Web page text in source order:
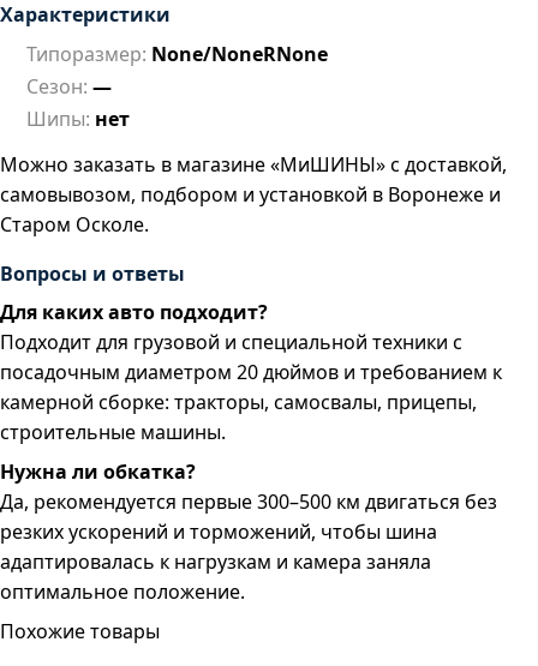
Характеристики
Типоразмер: None/NoneRNone
Сезон: —
Шипы: нет
Можно заказать в магазине «МиШИНЫ» с доставкой,
самовывозом, подбором и установкой в Воронеже и
Старом Осколе.
Вопросы и ответы
Для каких авто подходит?
Подходит для грузовой и специальной техники с
посадочным диаметром 20 дюймов и требованием к
камерной сборке: тракторы, самосвалы, прицепы,
строительные машины.
Нужна ли обкатка?
Да, рекомендуется первые 300–500 км двигаться без
резких ускорений и торможений, чтобы шина
адаптировалась к нагрузкам и камера заняла
оптимальное положение.
Похожие товары